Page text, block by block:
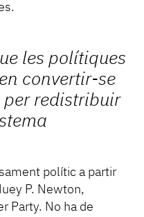
les polítiques
convertir-se
per redistribuir
polític a partir
P. Newton,
Party. No ha de